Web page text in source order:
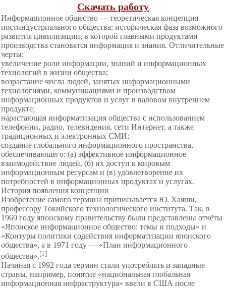
Скачать работу
Информационное общество — теоретическая концепция
постиндустриального общества; историческая фаза возможного
развития цивилизации, в которой главными продуктами
производства становятся информация и знания. Отличительные
черты:
увеличение роли информации, знаний и информационных
технологий в жизни общества;
возрастание числа людей, занятых информационными
технологиями, коммуникациями и производством
информационных продуктов и услуг в валовом внутреннем
продукте;
нарастающая информатизация общества с использованием
телефонии, радио, телевидения, сети Интернет, а также
традиционных и электронных СМИ;
создание глобального информационного пространства,
обеспечивающего: (а) эффективное информационное
взаимодействие людей, (б) их доступ к мировым
информационным ресурсам и (в) удовлетворение их
потребностей в информационных продуктах и услугах.
История появления концепции
Изобретение самого термина приписывается Ю. Хаяши,
профессору Токийского технологического института. Так, в
1969 году японскому правительству были представлены отчёты
«Японское информационное общество: темы и подходы» и
«Контуры политики содействия информатизации японского
общества», а в 1971 году — «План информационного
общества».[1]
Начиная с 1992 года термин стали употреблять и западные
страны, например, понятие «национальная глобальная
информационная инфраструктура» ввели в США после